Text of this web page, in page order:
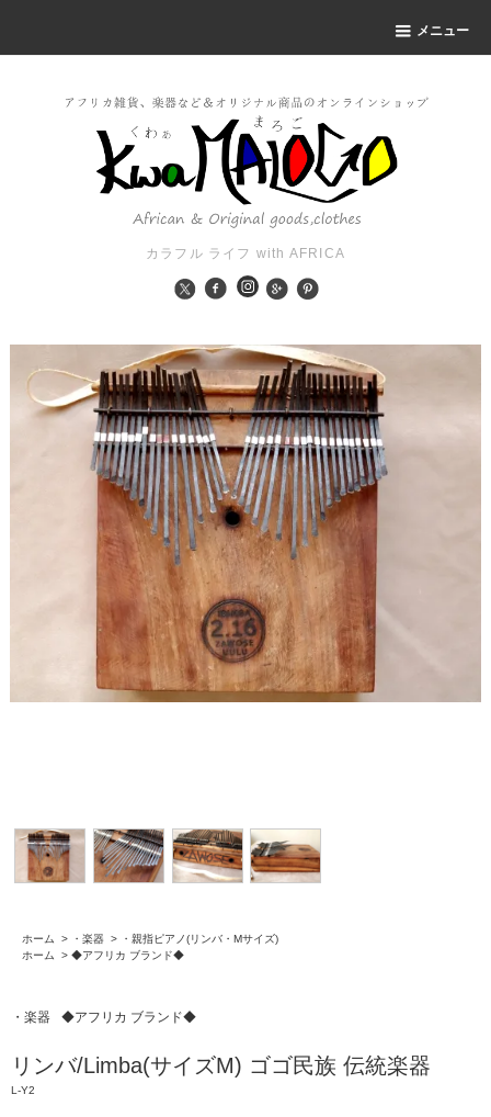
メニュー
カラフル ライフ with AFRICA
ホーム > ・楽器 >
・親指ピアノ(リンバ・Mサイズ)
ホーム
> ◆アフリカ ブランド◆
・楽器 ◆アフリカ ブランド◆
リンバ/Limba(サイズM) ゴゴ民族 伝統楽器
L-Y2